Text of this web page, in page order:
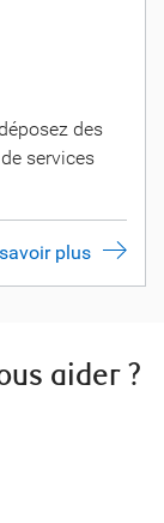
des
services
plus
aider ?